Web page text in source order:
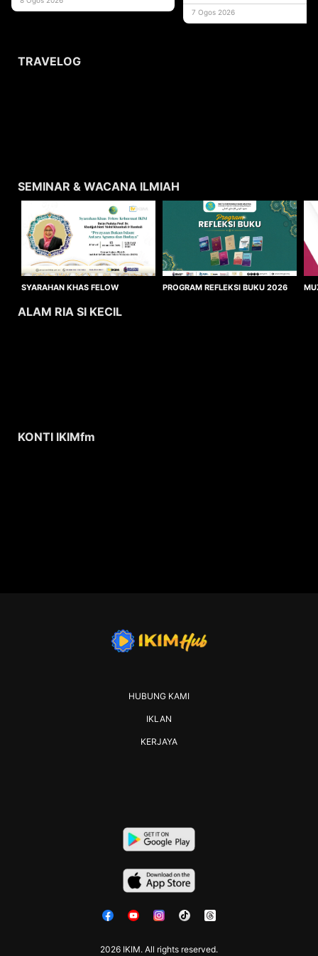
usaha
7 Ogos 2026
TRAVELOG
SEMINAR & WACANA ILMIAH
SYARAHAN KHAS FELOW
PROGRAM REFLEKSI BUKU 2026
ALAM RIA SI KECIL
KONTI IKIMfm
2026 IKIM. All rights reserved.
HUBUNG KAMI
IKLAN
KERJAYA